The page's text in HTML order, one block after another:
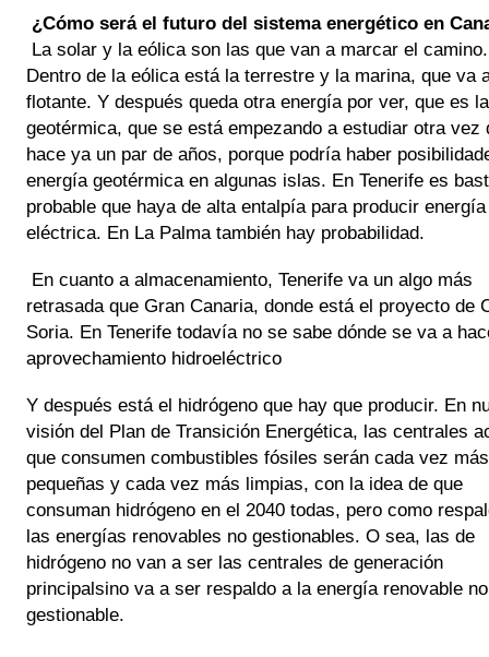
¿Cómo será el futuro del sistema energético en
La solar y la eólica son las que van a marcar el camino.
Dentro de la eólica está la terrestre y la marina, que va
flotante. Y después queda otra energía por ver, que es la
geotérmica, que se está empezando a estudiar otra vez
hace ya un par de años, porque podría haber
energía geotérmica en algunas islas. En Tenerife es
probable que haya de alta entalpía para producir energía
eléctrica. En La Palma también hay probabilidad.
En cuanto a almacenamiento, Tenerife va un algo más
retrasada que Gran Canaria, donde está el proyecto de
Soria. En Tenerife todavía no se sabe dónde se va a
aprovechamiento hidroeléctrico
Y después está el hidrógeno que hay que producir. En
visión del Plan de Transición Energética, las centrales
que consumen combustibles fósiles serán cada vez más
pequeñas y cada vez más limpias, con la idea de que
consuman hidrógeno en el 2040 todas, pero como
las energías renovables no gestionables. O sea, las de
hidrógeno no van a ser las centrales de generación
principalsino va a ser respaldo a la energía renovable no
gestionable.